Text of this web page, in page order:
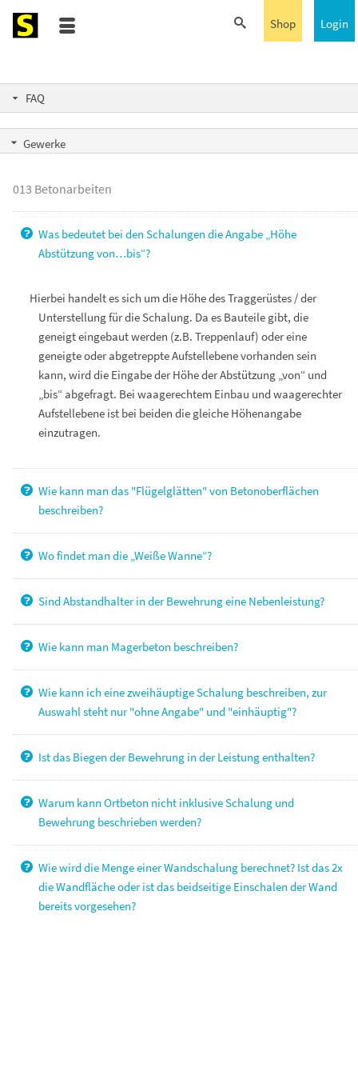
Login
Shop
FAQ
Gewerke
013 Betonarbeiten
Was bedeutet bei den Schalungen die Angabe „Höhe
Abstützung von…bis“?
Hierbei handelt es sich um die Höhe des Traggerüstes / der
Unterstellung für die Schalung. Da es Bauteile gibt, die
geneigt eingebaut werden (z.B. Treppenlauf) oder eine
geneigte oder abgetreppte Aufstellebene vorhanden sein
kann, wird die Eingabe der Höhe der Abstützung „von“ und
„bis“ abgefragt. Bei waagerechtem Einbau und waagerechter
Aufstellebene ist bei beiden die gleiche Höhenangabe
einzutragen.
Wie kann man das "Flügelglätten" von Betonoberflächen
beschreiben?
Wo findet man die „Weiße Wanne“?
Sind Abstandhalter in der Bewehrung eine Nebenleistung?
Wie kann man Magerbeton beschreiben?
Wie kann ich eine zweihäuptige Schalung beschreiben, zur
Auswahl steht nur "ohne Angabe" und "einhäuptig"?
Ist das Biegen der Bewehrung in der Leistung enthalten?
Warum kann Ortbeton nicht inklusive Schalung und
Bewehrung beschrieben werden?
Wie wird die Menge einer Wandschalung berechnet? Ist das 2x
die Wandfläche oder ist das beidseitige Einschalen der Wand
bereits vorgesehen?